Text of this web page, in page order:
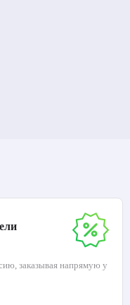
заказывая напрямую у